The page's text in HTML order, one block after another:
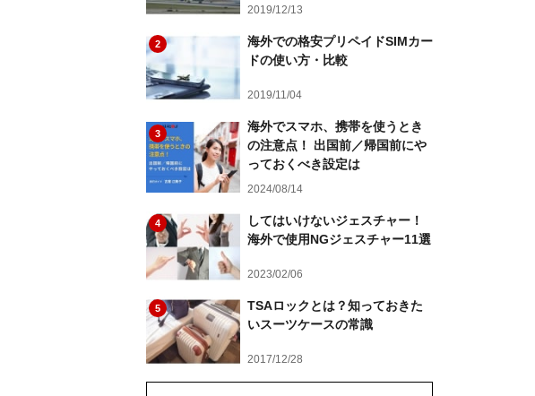
2019/12/13
2
海外での格安プリペイドSIMカー
ドの使い方・比較
2019/11/04
3
海外でスマホ、携帯を使うとき
の注意点！ 出国前／帰国前にや
っておくべき設定は
2024/08/14
4
してはいけないジェスチャー！
海外で使用NGジェスチャー11選
2023/02/06
5
TSAロックとは？知っておきた
いスーツケースの常識
2017/12/28